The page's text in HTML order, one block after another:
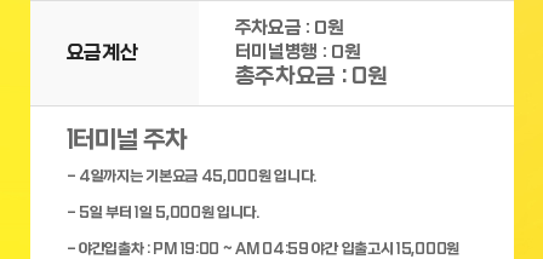
요금계산
주차요금 : 0원
터미널병행 : 0원
총주차요금 : 0원
1터미널 주차
- 4일까지는 기본요금 45,000원 입니다.
- 5일 부터 1일 5,000원 입니다.
- 야간입출차 : PM 19:00 ~ AM 04:59 야간 입출고시 15,000원